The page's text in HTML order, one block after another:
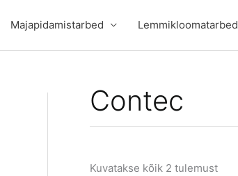
Majapidamistarbed Lemmikloomatarbed
Contec
Kuvatakse kõik 2 tulemust